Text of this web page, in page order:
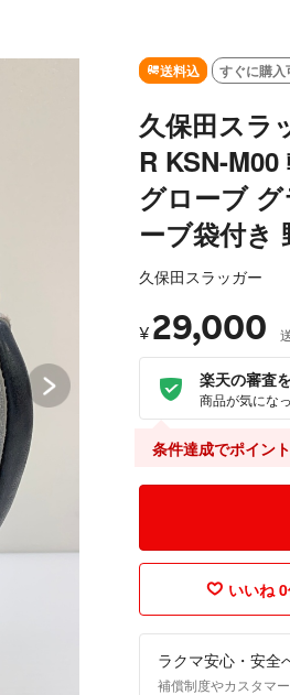
送料込 すぐに購入
久保田スラ
R KSN-
グローブ
ーブ袋付き
久保田スラッガー
¥ 29,000
楽天の審査
商品が気にな
条件達成でポイン
いいね
ラクマ安心・安全
補償制度やカスタマ